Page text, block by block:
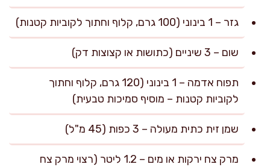
גזר – 1 בינוני (100 גרם, קלוף וחתוך לקוביות קטנות)
שום – 3 שיניים (כתושות או קצוצות דק)
תפוח אדמה – 1 בינוני (120 גרם, קלוף וחתוך
לקוביות קטנות – מוסיף סמיכות טבעית)
שמן זית כתית מעולה – 3 כפות (45 מ"ל)
מרק צח ירקות או מים – 1.2 ליטר (רצוי מרק צח